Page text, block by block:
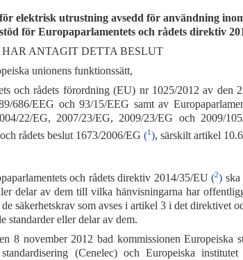
elektrisk utrustning avsedd för användning
stöd för Europaparlamentets och rådets direktiv
ANTAGIT DETTA BESLUT
unionens funktionssätt,
och rådets förordning (EU) nr 1025/2012 av den
686/EEG och 93/15/EEG samt av
22/EG, 2007/23/EG, 2009/23/EG och 2009/
rådets beslut 1673/2006/EG (1), särskilt artikel
och rådets direktiv 2014/35/EU(2) ska
delar av dem till vilka hänvisningarna har
de säkerhetskrav som avses i artikel 3 i det direktivet
standarder eller delar av dem.
8 november 2012 bad kommissionen Europeiska
(Cenelec) och Europeiska